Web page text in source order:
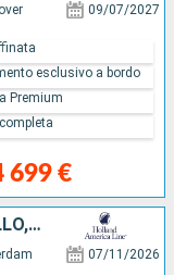
09/07/2027
699 €
esclusivo a bordo
Premium
NORVEGIA, PAESI BASSI, PORTOGALLO, SPAGNA, GIBILTERRA
07/11/2026